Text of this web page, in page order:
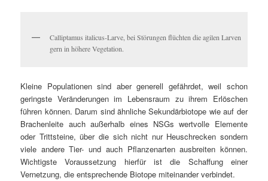
Calliptamus italicus-Larve, bei Störungen flüchten die agilen Larven
gern in höhere Vegetation.
Kleine Populationen sind aber generell gefährdet, weil schon
geringste Veränderungen im Lebensraum zu ihrem Erlöschen
führen können. Darum sind ähnliche Sekundärbiotope wie auf der
Brachenleite auch außerhalb eines NSGs wertvolle Elemente
oder Trittsteine, über die sich nicht nur Heuschrecken sondern
viele andere Tier- und auch Pflanzenarten ausbreiten können.
Wichtigste Voraussetzung hierfür ist die Schaffung einer
Vernetzung, die entsprechende Biotope miteinander verbindet.